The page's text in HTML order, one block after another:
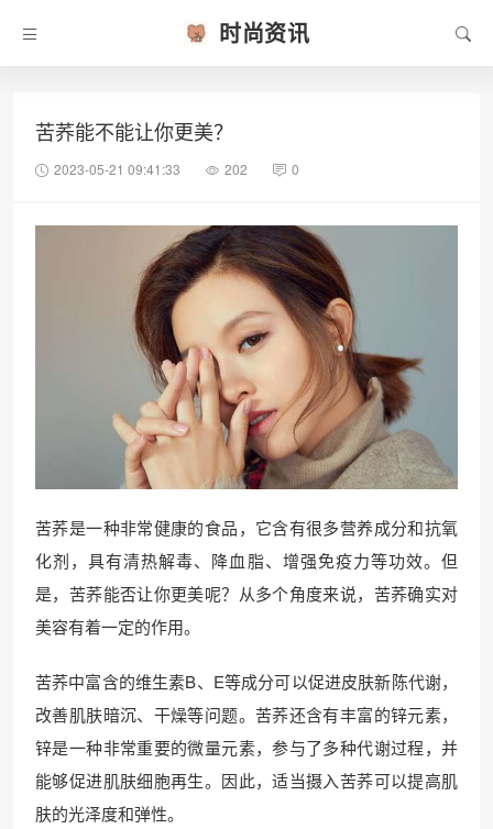
时尚资讯
苦荞能不能让你更美？
2023-05-21 09:41:33 202 0
苦荞是一种非常健康的食品，它含有很多营养成分和抗氧
化剂，具有清热解毒、降血脂、增强免疫力等功效。但
是，苦荞能否让你更美呢？从多个角度来说，苦荞确实对
美容有着一定的作用。
苦荞中富含的维生素B、E等成分可以促进皮肤新陈代谢，
改善肌肤暗沉、干燥等问题。苦荞还含有丰富的锌元素，
锌是一种非常重要的微量元素，参与了多种代谢过程，并
能够促进肌肤细胞再生。因此，适当摄入苦荞可以提高肌
肤的光泽度和弹性。